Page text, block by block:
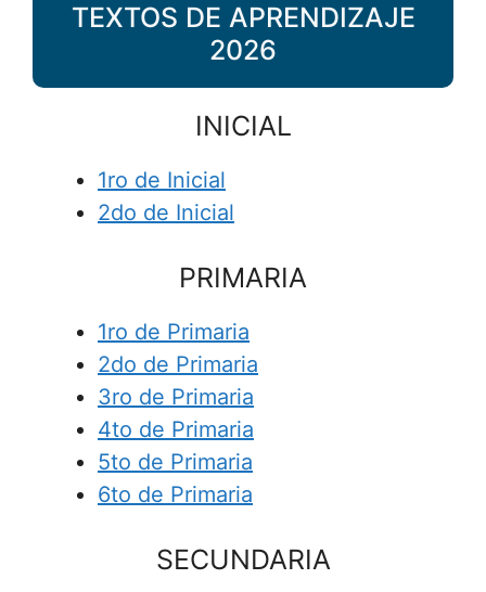
TEXTOS DE APRENDIZAJE
2026
INICIAL
1ro de Inicial
2do de Inicial
PRIMARIA
1ro de Primaria
2do de Primaria
3ro de Primaria
4to de Primaria
5to de Primaria
6to de Primaria
SECUNDARIA